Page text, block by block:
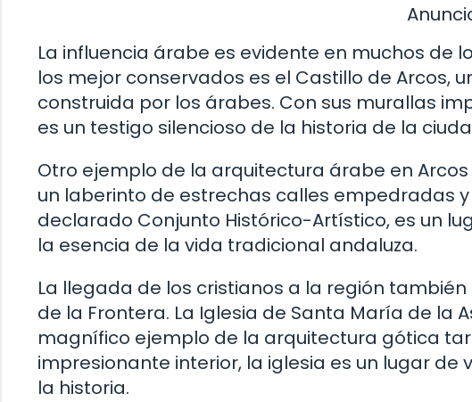
La influencia árabe es evidente en muchos de
los mejor conservados es el Castillo de Arcos,
construida por los árabes. Con sus murallas
es un testigo silencioso de la historia de la
Otro ejemplo de la arquitectura árabe en
un laberinto de estrechas calles empedradas
declarado Conjunto Histórico-Artístico, es un
la esencia de la vida tradicional andaluza.
La llegada de los cristianos a la región
de la Frontera. La Iglesia de Santa María de la
magnífico ejemplo de la arquitectura gótica
impresionante interior, la iglesia es un lugar
la historia.